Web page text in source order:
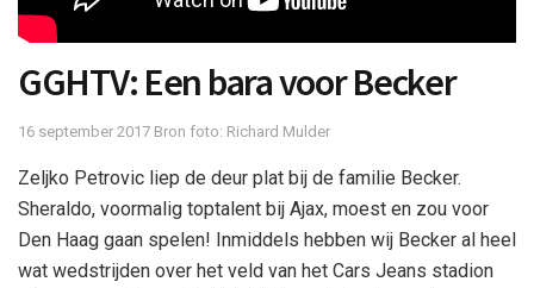
GGHTV: Een bara voor Becker
16 september 2017 Bron foto: Richard Mulder
Zeljko Petrovic liep de deur plat bij de familie Becker.
Sheraldo, voormalig toptalent bij Ajax, moest en zou voor
Den Haag gaan spelen! Inmiddels hebben wij Becker al heel
wat wedstrijden over het veld van het Cars Jeans stadion